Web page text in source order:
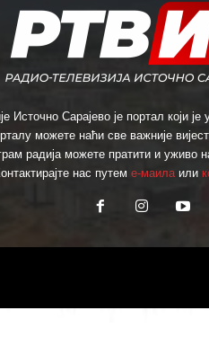
Источно Сарајево је портал који
можете наћи све важније
радија можете пратити и уживо
нас путем е-маилаили